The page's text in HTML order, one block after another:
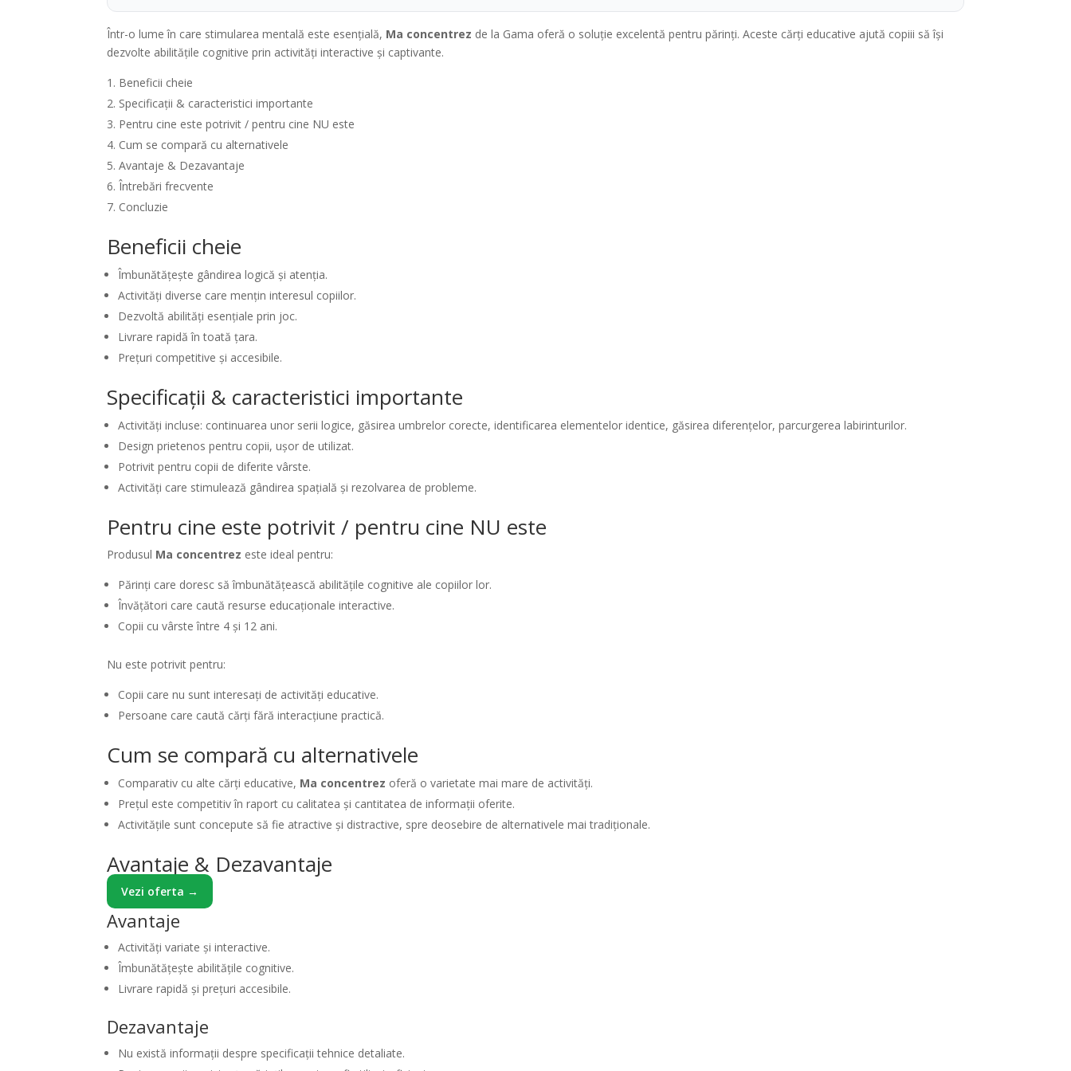
Într-o lume în care stimularea mentală este esențială, Ma concentrez de la Gama oferă o soluție excelentă pentru părinți. Aceste cărți educative ajută copiii să își
dezvolte abilitățile cognitive prin activități interactive și captivante.
Beneficii cheie
Specificații & caracteristici importante
Pentru cine este potrivit / pentru cine NU este
Cum se compară cu alternativele
Avantaje & Dezavantaje
Întrebări frecvente
Concluzie
Beneficii cheie
Îmbunătățește gândirea logică și atenția.
Activități diverse care mențin interesul copiilor.
Dezvoltă abilități esențiale prin joc.
Livrare rapidă în toată țara.
Prețuri competitive și accesibile.
Specificații & caracteristici importante
Activități incluse: continuarea unor serii logice, găsirea umbrelor corecte, identificarea elementelor identice, găsirea diferențelor, parcurgerea labirinturilor.
Design prietenos pentru copii, ușor de utilizat.
Potrivit pentru copii de diferite vârste.
Activități care stimulează gândirea spațială și rezolvarea de probleme.
Pentru cine este potrivit / pentru cine NU este
Produsul Ma concentrez este ideal pentru:
Părinți care doresc să îmbunătățească abilitățile cognitive ale copiilor lor.
Învățători care caută resurse educaționale interactive.
Copii cu vârste între 4 și 12 ani.
Nu este potrivit pentru:
Copii care nu sunt interesați de activități educative.
Persoane care caută cărți fără interacțiune practică.
Cum se compară cu alternativele
Comparativ cu alte cărți educative, Ma concentrez oferă o varietate mai mare de activități.
Prețul este competitiv în raport cu calitatea și cantitatea de informații oferite.
Activitățile sunt concepute să fie atractive și distractive, spre deosebire de alternativele mai tradiționale.
Avantaje & Dezavantaje
Vezi oferta →
Avantaje
Activități variate și interactive.
Îmbunătățește abilitățile cognitive.
Livrare rapidă și prețuri accesibile.
Dezavantaje
Nu există informații despre specificații tehnice detaliate.